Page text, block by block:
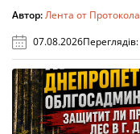
Автор:Лента от Протокола
07.08.2026Переглядів: